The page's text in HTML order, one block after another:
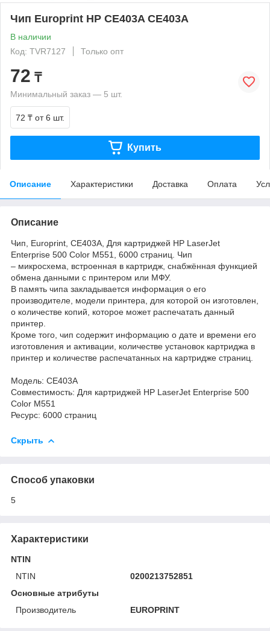
Чип Europrint HP CE403A CE403A
В наличии
Код: TVR7127
Только опт
72 ₸
Минимальный заказ — 5 шт.
72 ₸ от 6 шт.
Купить
Описание Характеристики Доставка Оплата
Описание
Чип, Europrint, CE403A, Для картриджей HP LaserJet
Enterprise 500 Color M551, 6000 страниц. Чип
– микросхема, встроенная в картридж, снабжённая функцией
обмена данными с принтером или МФУ.
В память чипа закладывается информация о его
производителе, модели принтера, для которой он изготовлен,
о количестве копий, которое может распечатать данный
принтер.
Кроме того, чип содержит информацию о дате и времени его
изготовления и активации, количестве установок картриджа в
принтер и количестве распечатанных на картридже страниц.
Модель: CE403A
Совместимость: Для картриджей HP LaserJet Enterprise 500
Color M551
Ресурс: 6000 страниц
Скрыть
Способ упаковки
5
Характеристики
NTIN
NTIN
0200213752851
Основные атрибуты
Производитель
EUROPRINT